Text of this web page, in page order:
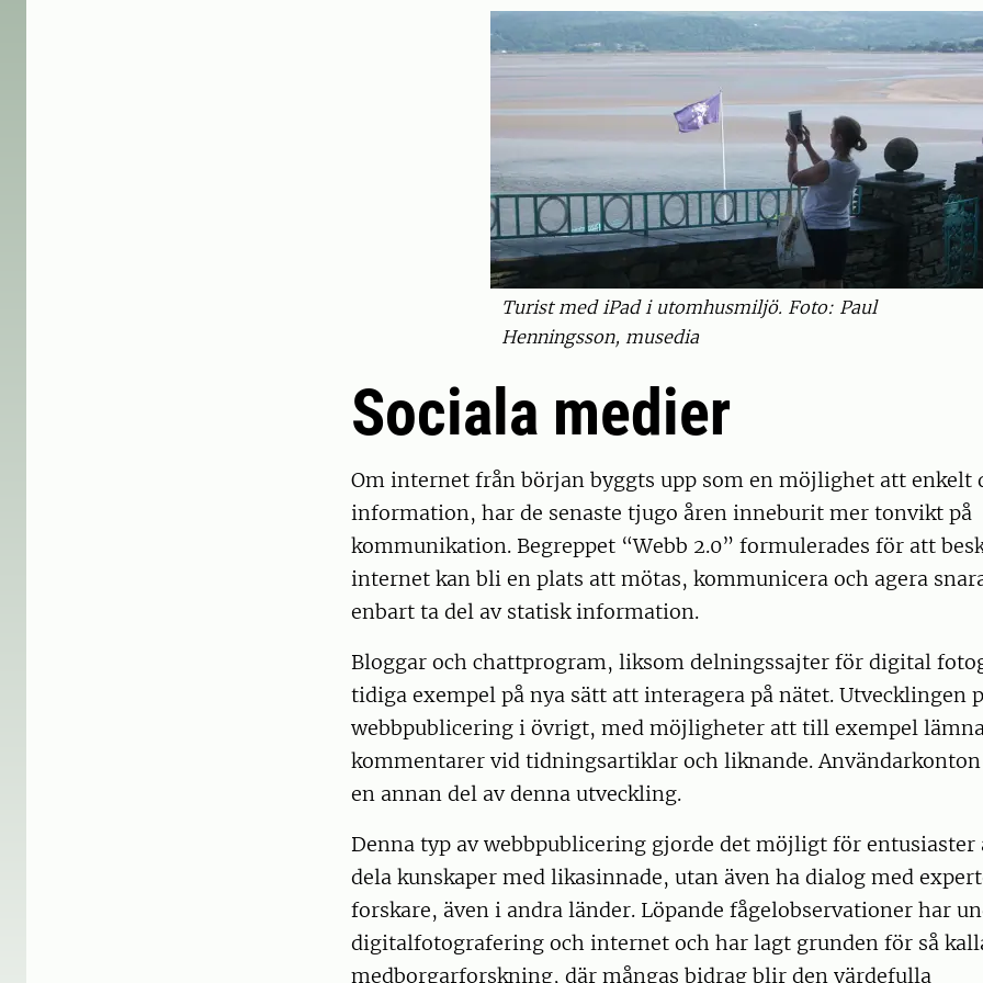
Turist med iPad i utomhusmiljö. Foto: Paul
Henningsson, musedia
Sociala medier
Om internet från början byggts upp som en möjlighet att enkelt
information, har de senaste tjugo åren inneburit mer tonvikt på
kommunikation. Begreppet “Webb 2.0” formulerades för att
internet kan bli en plats att mötas, kommunicera och agera
enbart ta del av statisk information.
Bloggar och chattprogram, liksom delningssajter för digital
tidiga exempel på nya sätt att interagera på nätet. Utvecklingen
webbpublicering i övrigt, med möjligheter att till exempel
kommentarer vid tidningsartiklar och liknande.
en annan del av denna utveckling.
Denna typ av webbpublicering gjorde det möjligt för entusiaster
dela kunskaper med likasinnade, utan även ha dialog med
forskare, även i andra länder. Löpande fågelobservationer har
digitalfotografering och internet och har lagt grunden för så
medborgarforskning, där mångas bidrag blir den värdefulla